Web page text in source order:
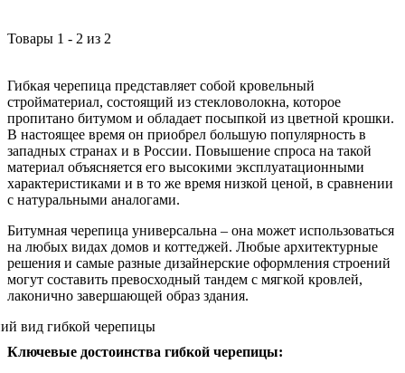
Товары 1 - 2 из 2
Гибкая черепица представляет собой кровельный
стройматериал, состоящий из стекловолокна, которое
пропитано битумом и обладает посыпкой из цветной крошки.
В настоящее время он приобрел большую популярность в
западных странах и в России. Повышение спроса на такой
материал объясняется его высокими эксплуатационными
характеристиками и в то же время низкой ценой, в сравнении
с натуральными аналогами.
Битумная черепица универсальна – она может использоваться
на любых видах домов и коттеджей. Любые архитектурные
решения и самые разные дизайнерские оформления строений
могут составить превосходный тандем с мягкой кровлей,
лаконично завершающей образ здания.
Ключевые достоинства гибкой черепицы: